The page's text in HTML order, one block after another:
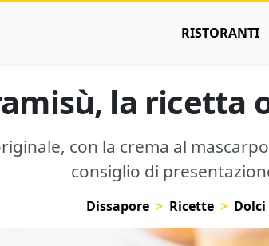
RISTORANTI
la ricetta
con la crema al
consiglio di
Dissapore Ricette Dolci